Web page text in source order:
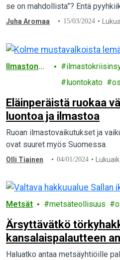
se on mahdollista”? Entä
valmistamisessa käytetään
Juha Aromaa 15/03/2024
Ilmastonm
luontokato
Eläinperäistä ruokaa
luontoa ja ilmastoa
Ruoan ilmastovaikutukset ja
ovat suuret myös Suomessa.
Olli Tiainen 04/01/2024
Metsät metsäteollisuus
Ärsyttävätkö
kansalaispalautteen
Haluatko antaa metsäyhtiöille